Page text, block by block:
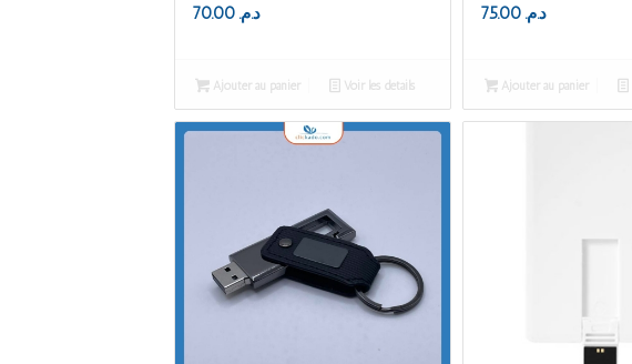
د.م. 70.00
Ajouter au panier Voir les détails
د.م. 75.00
Ajouter au panier